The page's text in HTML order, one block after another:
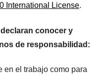
International License.
conocer y
de responsabilidad:
en el trabajo como para